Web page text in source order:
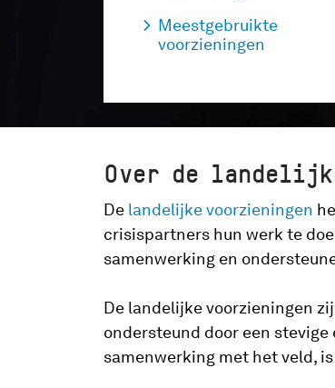
Meestgebruikte
voorzieningen
Over de
De landelijke voorzieningen
crisispartners hun werk te
samenwerking en
De landelijke voorzieningen
ondersteund door een
samenwerking met het veld,